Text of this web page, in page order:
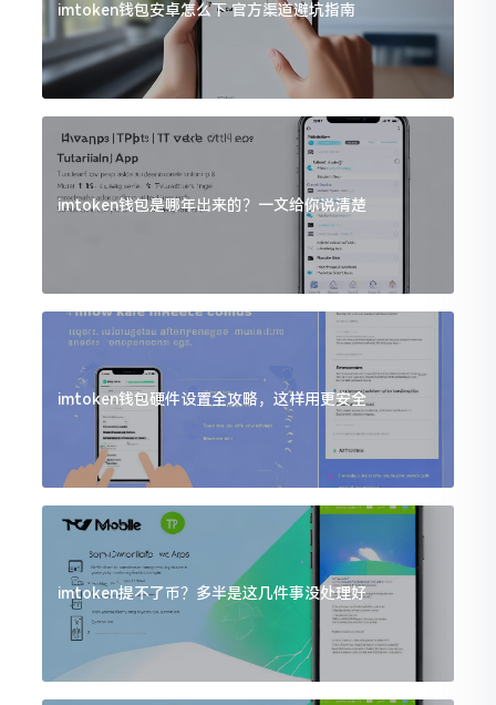
imtoken钱包安卓怎么下 官方渠道避坑指南
imtoken钱包是哪年出来的？一文给你说清楚
imtoken钱包硬件设置全攻略，这样用更安全
imtoken提不了币？多半是这几件事没处理好